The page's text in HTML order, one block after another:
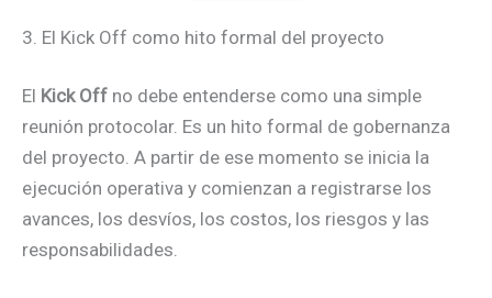
3. El Kick Off como hito formal del proyecto
El Kick Off no debe entenderse como una simple
reunión protocolar. Es un hito formal de gobernanza
del proyecto. A partir de ese momento se inicia la
ejecución operativa y comienzan a registrarse los
avances, los desvíos, los costos, los riesgos y las
responsabilidades.